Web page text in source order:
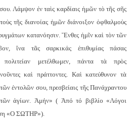
Λάμψον ἐν ταὶς καρδίαις ἡμῶν τὸ τῆς σῆς
τῆς διανοίας ἡμῶν διάνοιξον ὀφθαλμοὺς
κατανόησιν. Ἔνθες ἡμῖν καὶ τὸν τῶν
ἵνα τᾶς σαρκικάς ἐπιθυμίας πάσας
πολιτείαν μετέλθωμεν, πάντα τὰ πρὸς
καὶ πράττοντες. Καὶ κατεύθυνον τὰ
ἐντολῶν σου, πρεσβείαις τῆς Πανάχραντου
ἁγίων. Ἀμήν» ( Ἀπό τό βιβλίο «Λόγοι
«Ο ΣΩΤΗΡ»).